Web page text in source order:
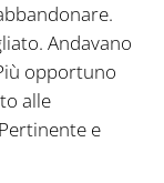
Andavano
opportuno
alle
e